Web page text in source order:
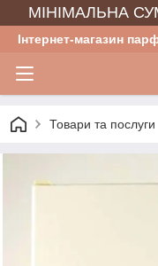
МІНІМАЛЬНА
Інтернет-магазин
Товари та послуги